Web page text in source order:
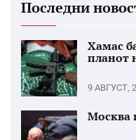
Последни
Хамас
планот
9 АВГУСТ,
Москва